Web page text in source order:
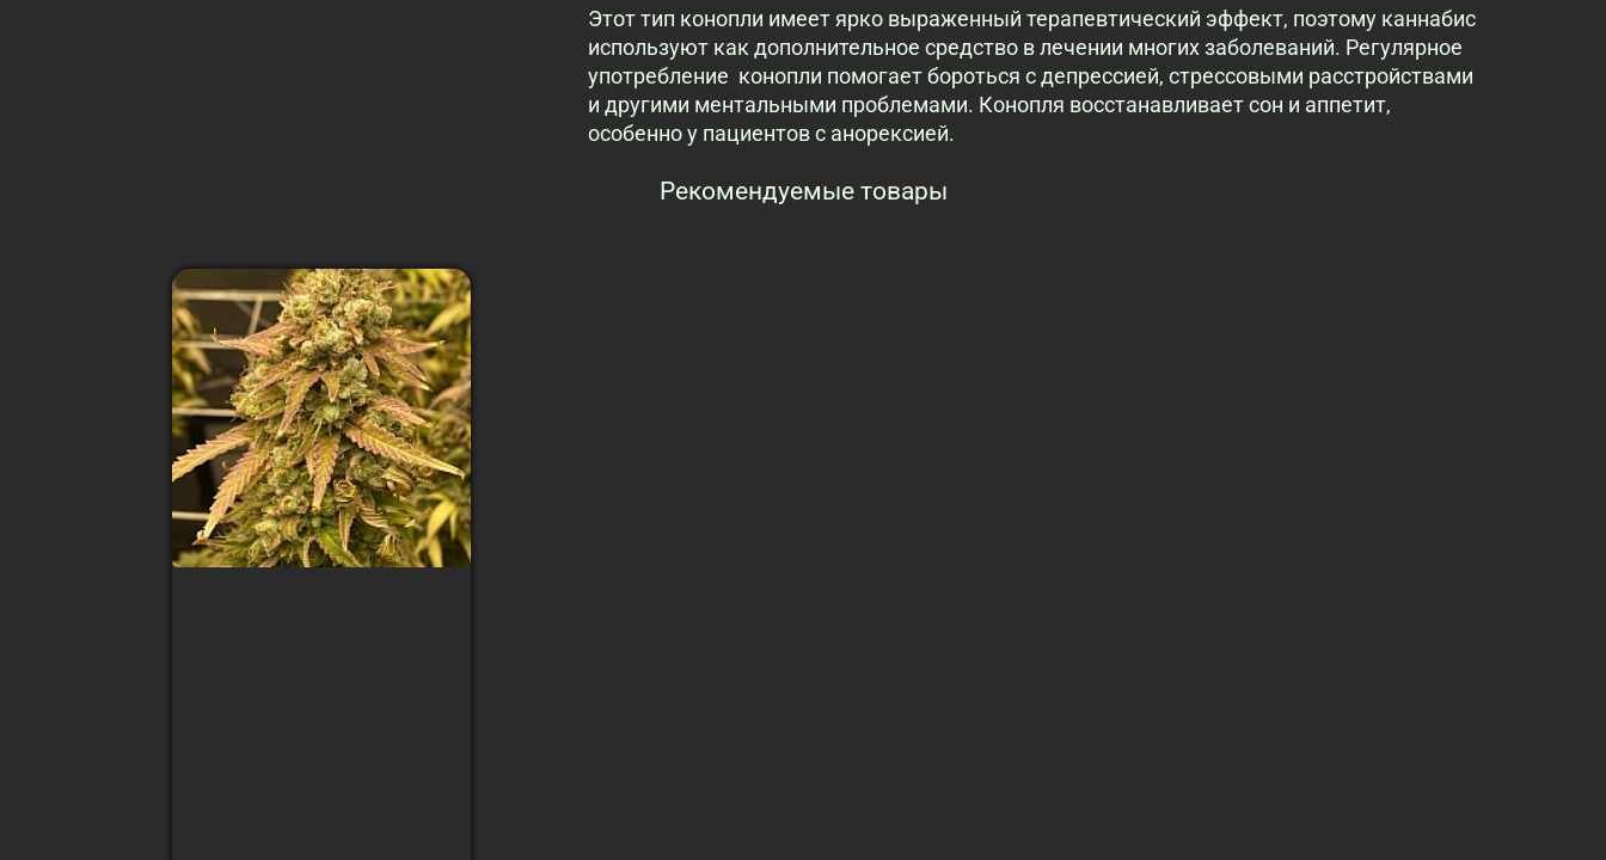
Этот тип конопли имеет ярко выраженный терапевтический эффект, поэтому каннабис
используют как дополнительное средство в лечении многих заболеваний. Регулярное
употребление конопли помогает бороться с депрессией, стрессовыми расстройствами
и другими ментальными проблемами. Конопля восстанавливает сон и аппетит,
особенно у пациентов с анорексией.
Рекомендуемые товары